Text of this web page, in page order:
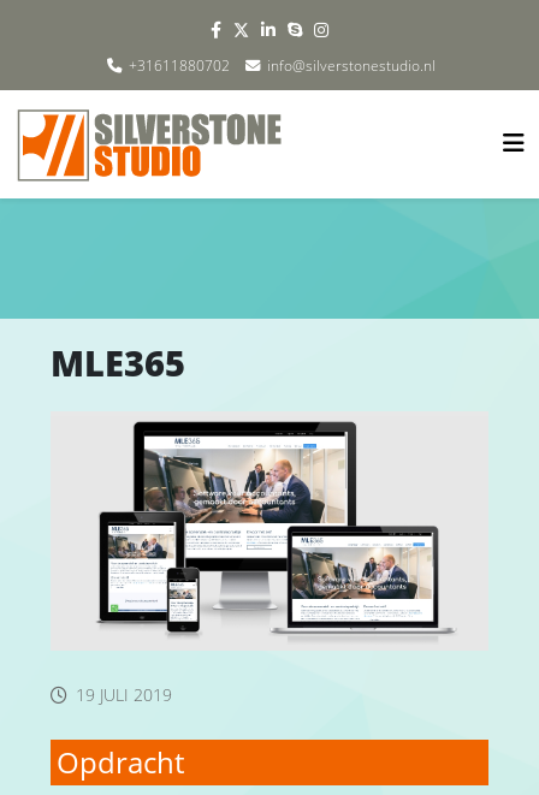
+31611880702 info@silverstonestudio.nl
MLE365
19 JULI 2019
Opdracht